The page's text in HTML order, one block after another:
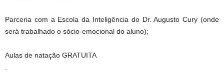
Parceria com a Escola da Inteligência do Dr. Augusto Cury (onde
será trabalhado o sócio-emocional do aluno);
Aulas de natação GRATUITA